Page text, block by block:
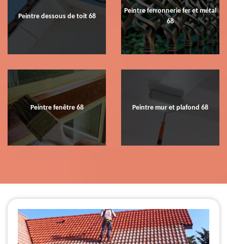
Peintre dessous de toit 68
Peintre ferronnerie fer et métal
68
Peintre fenêtre 68 Peintre mur et plafond 68